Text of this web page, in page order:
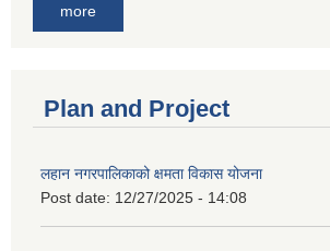
more
Plan and Project
लहान नगरपालिकाको क्षमता विकास योजना
Post date: 12/27/2025 - 14:08